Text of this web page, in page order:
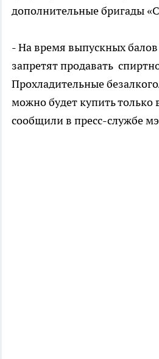
дополнительные бригады
- На время выпускных
запретят продавать
Прохладительные
можно будет купить только
сообщили в пресс-службе